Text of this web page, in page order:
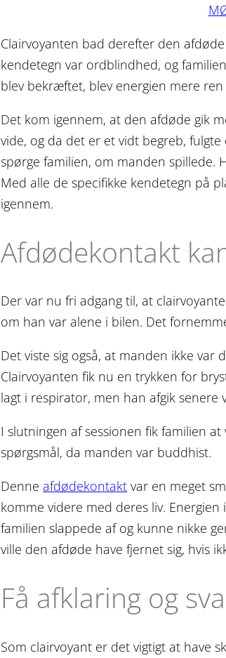
Clairvoyanten bad derefter den
kendetegn var ordblindhed, og
blev bekræftet, blev energien mere
Det kom igennem, at den afdøde gik
vide, og da det er et vidt begreb,
spørge familien, om manden spillede.
Med alle de specifikke kendetegn på
igennem.
Afdødekontakt
Der var nu fri adgang til, at
om han var alene i bilen. Det
Det viste sig også, at manden ikke
Clairvoyanten fik nu en trykken for
lagt i respirator, men han afgik senere
I slutningen af sessionen fik familien
spørgsmål, da manden var buddhist.
Denneafdødekontakt var en meget
komme videre med deres liv.
familien slappede af og kunne nikke
ville den afdøde have fjernet sig, hvis
Få afklaring og
Som clairvoyant er det vigtigt at have